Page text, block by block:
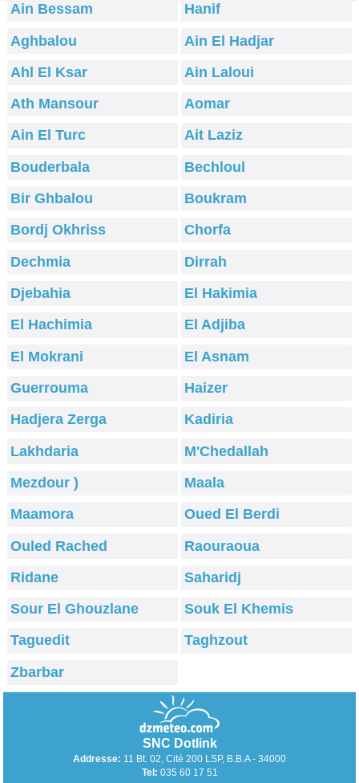
Ain Bessam
Hanif
Aghbalou
Ain El Hadjar
Ahl El Ksar
Ain Laloui
Ath Mansour
Aomar
Ain El Turc
Ait Laziz
Bouderbala
Bechloul
Bir Ghbalou
Boukram
Bordj Okhriss
Chorfa
Dechmia
Dirrah
Djebahia
El Hakimia
El Hachimia
El Adjiba
El Mokrani
El Asnam
Guerrouma
Haizer
Hadjera Zerga
Kadiria
Lakhdaria
M'Chedallah
Mezdour )
Maala
Maamora
Oued El Berdi
Ouled Rached
Raouraoua
Ridane
Saharidj
Sour El Ghouzlane
Souk El Khemis
Taguedit
Taghzout
Zbarbar
SNC Dotlink
Addresse: 11 Bt. 02, Cité 200 LSP, B.B.A - 34000
Tel: 035 60 17 51